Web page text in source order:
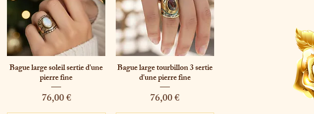
Aperçu rapide
Bague large soleil sertie d'une
pierre fine
Prix
76,00 €
Aperçu rapide
Bague large tourbillon 3 sertie
d'une pierre fine
Prix
76,00 €